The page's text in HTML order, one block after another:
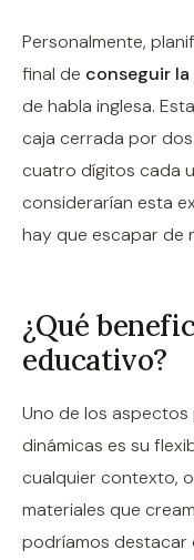
Personalmente,
final de conseguir
de habla inglesa.
caja cerrada por
cuatro dígitos cada
considerarían esta
hay que escapar de
¿Qué
educativo?
Uno de los
dinámicas es su
cualquier contexto,
materiales que
podríamos destacar